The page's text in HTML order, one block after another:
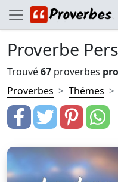
Proverbe
Trouvé67 proverbes
Proverbes
Thémes